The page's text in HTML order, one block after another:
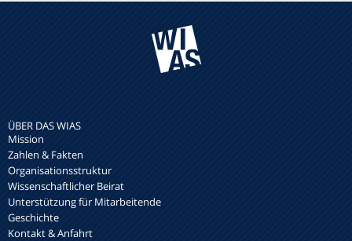
ÜBER DAS WIAS
Mission
Zahlen & Fakten
Organisationsstruktur
Wissenschaftlicher Beirat
Unterstützung für Mitarbeitende
Geschichte
Kontakt & Anfahrt